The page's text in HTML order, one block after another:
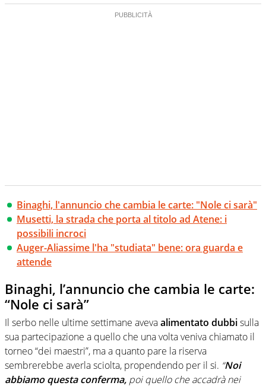
Binaghi, l'annuncio che cambia le carte: "Nole ci sarà"
Musetti, la strada che porta al titolo ad Atene: i
possibili incroci
Auger-Aliassime l'ha "studiata" bene: ora guarda e
attende
Binaghi, l’annuncio che cambia le carte:
“Nole ci sarà”
Il serbo nelle ultime settimane avevaalimentato dubbisulla
sua partecipazione a quello che una volta veniva chiamato il
torneo “dei maestri”, ma a quanto pare la riserva
sembrerebbe averla sciolta, propendendo per il si. “Noi
abbiamo questa conferma, poi quello che accadrà nei